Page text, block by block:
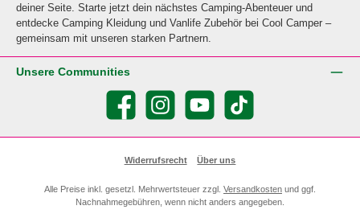
deiner Seite. Starte jetzt dein nächstes Camping-Abenteuer und
entdecke Camping Kleidung und Vanlife Zubehör bei Cool Camper –
gemeinsam mit unseren starken Partnern.
Unsere Communities
Facebook Instagram YouTube TikTok
Widerrufsrecht Über uns
Alle Preise inkl. gesetzl. Mehrwertsteuer zzgl. Versandkosten und ggf.
Nachnahmegebühren, wenn nicht anders angegeben.